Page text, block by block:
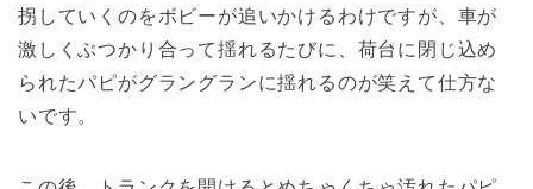
拐していくのをボビーが追いかけるわけですが、車が
激しくぶつかり合って揺れるたびに、荷台に閉じ込め
られたパピがグラングランに揺れるのが笑えて仕方な
いです。